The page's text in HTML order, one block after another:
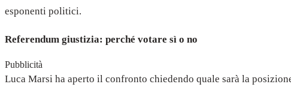
esponenti politici.
Referendum giustizia: perché votare sì o no
Pubblicità
Luca Marsi ha aperto il confronto chiedendo quale sarà la